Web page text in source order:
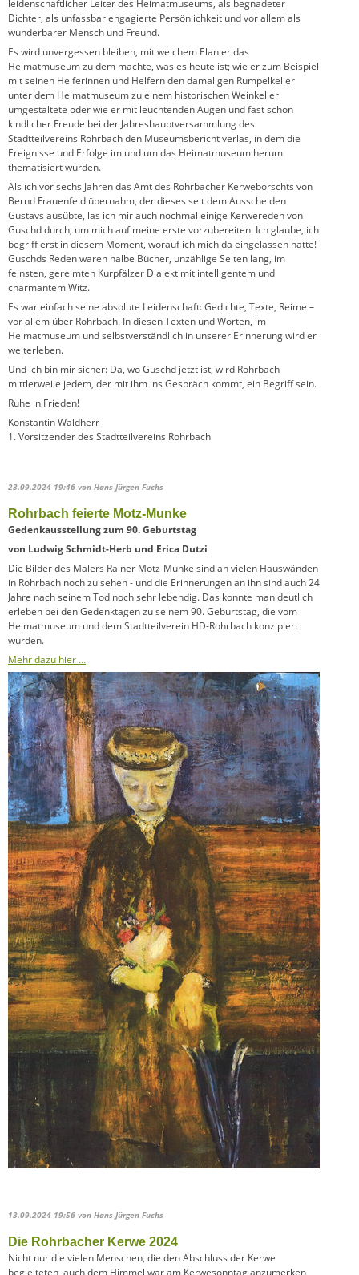
leidenschaftlicher Leiter des Heimatmuseums, als begnadeter
Dichter, als unfassbar engagierte Persönlichkeit und vor allem als
wunderbarer Mensch und Freund.
Es wird unvergessen bleiben, mit welchem Elan er das
Heimatmuseum zu dem machte, was es heute ist; wie er zum Beispiel
mit seinen Helferinnen und Helfern den damaligen Rumpelkeller
unter dem Heimatmuseum zu einem historischen Weinkeller
umgestaltete oder wie er mit leuchtenden Augen und fast schon
kindlicher Freude bei der Jahreshauptversammlung des
Stadtteilvereins Rohrbach den Museumsbericht verlas, in dem die
Ereignisse und Erfolge im und um das Heimatmuseum herum
thematisiert wurden.
Als ich vor sechs Jahren das Amt des Rohrbacher Kerweborschts von
Bernd Frauenfeld übernahm, der dieses seit dem Ausscheiden
Gustavs ausübte, las ich mir auch nochmal einige Kerwereden von
Guschd durch, um mich auf meine erste vorzubereiten. Ich glaube, ich
begriff erst in diesem Moment, worauf ich mich da eingelassen hatte!
Guschds Reden waren halbe Bücher, unzählige Seiten lang, im
feinsten, gereimten Kurpfälzer Dialekt mit intelligentem und
charmantem Witz.
Es war einfach seine absolute Leidenschaft: Gedichte, Texte, Reime –
vor allem über Rohrbach. In diesen Texten und Worten, im
Heimatmuseum und selbstverständlich in unserer Erinnerung wird er
weiterleben.
Und ich bin mir sicher: Da, wo Guschd jetzt ist, wird Rohrbach
mittlerweile jedem, der mit ihm ins Gespräch kommt, ein Begriff sein.
Ruhe in Frieden!
Konstantin Waldherr
1. Vorsitzender des Stadtteilvereins Rohrbach
23.09.2024 19:46 von Hans-Jürgen Fuchs
Rohrbach feierte Motz-Munke
Gedenkausstellung zum 90. Geburtstag
von Ludwig Schmidt-Herb und Erica Dutzi
Die Bilder des Malers Rainer Motz-Munke sind an vielen Hauswänden
in Rohrbach noch zu sehen - und die Erinnerungen an ihn sind auch 24
Jahre nach seinem Tod noch sehr lebendig. Das konnte man deutlich
erleben bei den Gedenktagen zu seinem 90. Geburtstag, die vom
Heimatmuseum und dem Stadtteilverein HD-Rohrbach konzipiert
wurden.
Mehr dazu hier …
13.09.2024 19:56 von Hans-Jürgen Fuchs
Die Rohrbacher Kerwe 2024
Nicht nur die vielen Menschen, die den Abschluss der Kerwe
begleiteten, auch dem Himmel war am Kerwesonntag anzumerken,